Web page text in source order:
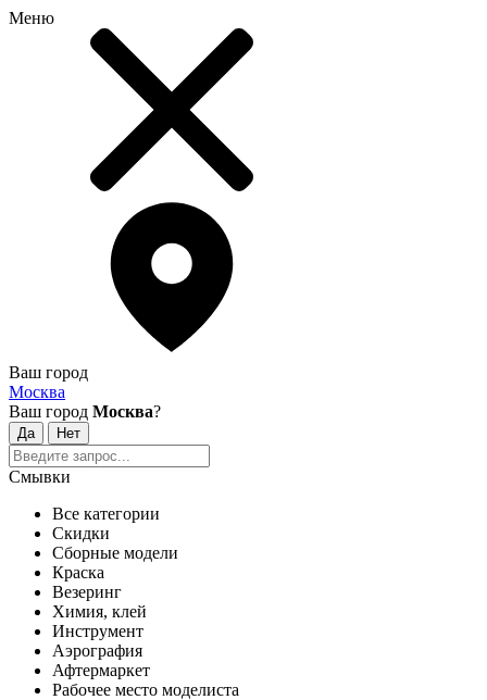
Меню
Ваш город
Москва
Ваш город Москва?
Смывки
Все категории
Скидки
Сборные модели
Краска
Везеринг
Химия, клей
Инструмент
Аэрография
Афтермаркет
Рабочее место моделиста